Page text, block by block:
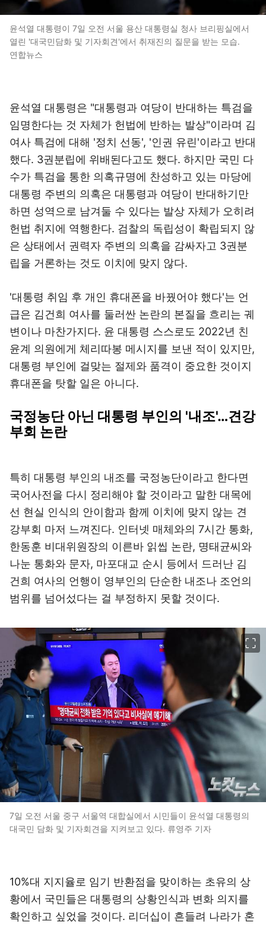
윤석열 대통령이 7일 오전 서울 용산 대통령실 청사 브리핑실에서
열린 '대국민담화 및 기자회견'에서 취재진의 질문을 받는 모습.
연합뉴스
윤석열 대통령은 "대통령과 여당이 반대하는 특검을
임명한다는 것 자체가 헌법에 반하는 발상"이라며 김
여사 특검에 대해 '정치 선동', '인권 유린'이라고 반대
했다. 3권분립에 위배된다고도 했다. 하지만 국민 다
수가 특검을 통한 의혹규명에 찬성하고 있는 마당에
대통령 주변의 의혹은 대통령과 여당이 반대하기만
하면 성역으로 남겨둘 수 있다는 발상 자체가 오히려
헌법 취지에 역행한다. 검찰의 독립성이 확립되지 않
은 상태에서 권력자 주변의 의혹을 감싸자고 3권분
립을 거론하는 것도 이치에 맞지 않다.
'대통령 취임 후 개인 휴대폰을 바꿨어야 했다'는 언
급은 김건희 여사를 둘러싼 논란의 본질을 흐리는 궤
변이나 마찬가지다. 윤 대통령 스스로도 2022년 친
윤계 의원에게 체리따봉 메시지를 보낸 적이 있지만,
대통령 부인에 걸맞는 절제와 품격이 중요한 것이지
휴대폰을 탓할 일은 아니다.
국정농단 아닌 대통령 부인의 '내조'…견강
부회 논란
특히 대통령 부인의 내조를 국정농단이라고 한다면
국어사전을 다시 정리해야 할 것이라고 말한 대목에
선 현실 인식의 안이함과 함께 이치에 맞지 않는 견
강부회 마저 느껴진다. 인터넷 매체와의 7시간 통화,
한동훈 비대위원장의 이른바 읽씹 논란, 명태균씨와
나눈 통화와 문자, 마포대교 순시 등에서 드러난 김
건희 여사의 언행이 영부인의 단순한 내조나 조언의
범위를 넘어섰다는 걸 부정하지 못할 것이다.
7일 오전 서울 중구 서울역 대합실에서 시민들이 윤석열 대통령의
대국민 담화 및 기자회견을 지켜보고 있다. 류영주 기자
10%대 지지율로 임기 반환점을 맞이하는 초유의 상
황에서 국민들은 대통령의 상황인식과 변화 의지를
확인하고 싶었을 것이다. 리더십이 흔들려 나라가 혼